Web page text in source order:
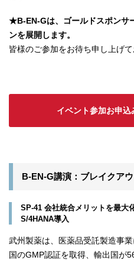
★B-EN-Gは、ゴールドスポンサ
ンを展開します。
皆様のご参加をお待ち申し上げて
イベント参加お申込
B-EN-G講演：ブレイクア
SP-41 会社統合メリットを最大
S/4HANA導入
武州製薬は、医薬品受託製造事
国のGMP認証を取得、輸出国が